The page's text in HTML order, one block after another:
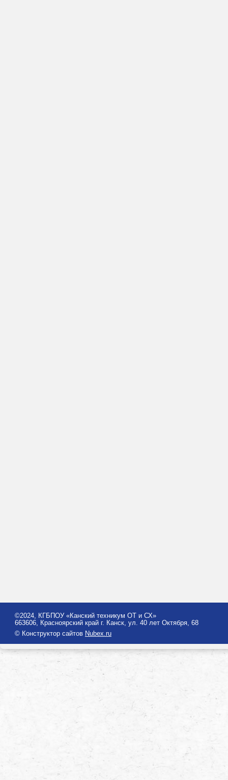
©2024, КГБПОУ «Канский техникум ОТ и СХ»
663606, Красноярский край г. Канск, ул. 40 лет Октября, 68
© Конструктор сайтов Nubex.ru